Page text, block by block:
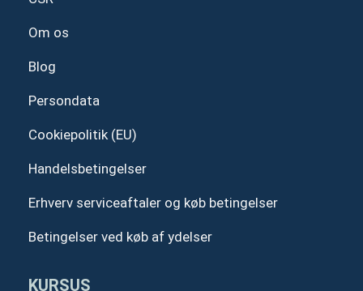
Om os
Blog
Persondata
Cookiepolitik (EU)
Handelsbetingelser
Erhverv serviceaftaler og køb betingelser
Betingelser ved køb af ydelser
KURSUS